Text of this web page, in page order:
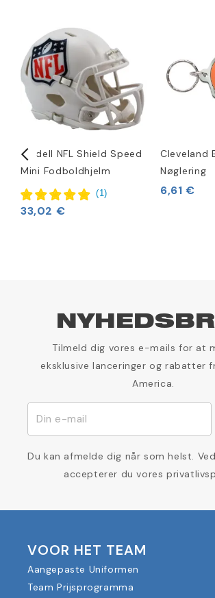
Riddell NFL Shield Speed
Mini Fodboldhjelm
(1)
33,02 €
Cleveland
Nøglering
6,61 €
Tilmeld dig vores e-mails for at
eksklusive lanceringer og rabatter
America.
Du kan afmelde dig når som helst.
accepterer du vores
VOOR HET TEAM
Aangepaste Uniformen
Team Prijsprogramma